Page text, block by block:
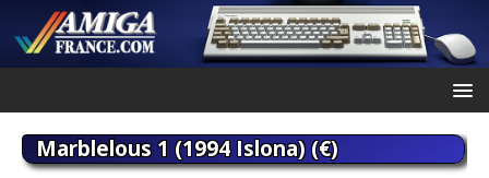
Marblelous 1 (1994 Islona) (€)